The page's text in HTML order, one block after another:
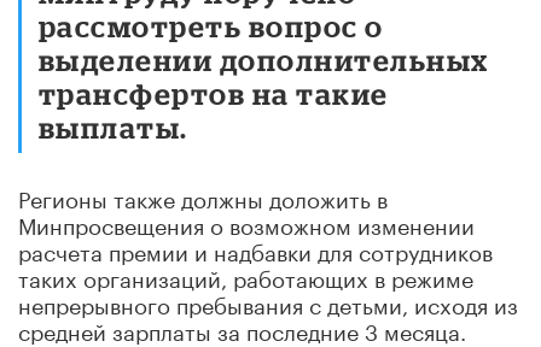
рассмотреть вопрос о
выделении дополнительных
трансфертов на такие
выплаты.
Регионы также должны доложить в
Минпросвещения о возможном изменении
расчета премии и надбавки для сотрудников
таких организаций, работающих в режиме
непрерывного пребывания с детьми, исходя из
средней зарплаты за последние 3 месяца.